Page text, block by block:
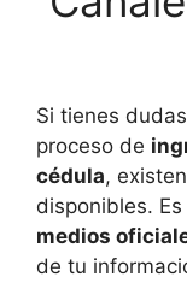
Si tienes
proceso de
cédula,
disponibles.
medios
de tu